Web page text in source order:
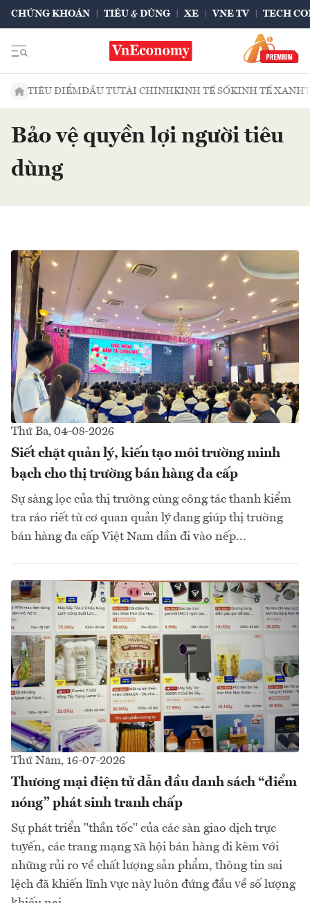
CHỨNG KHOÁN TIÊU & DÙNG XE VNE TV TECH
TIÊU ĐIỂMĐẦU TƯTÀI CHÍNHKINH TẾ SỐKINH TẾ XANH
Bảo vệ quyền lợi người tiêu
dùng
Thứ Ba, 04-08-2026
Siết chặt quản lý, kiến tạo môi trường minh
bạch cho thị trường bán hàng đa cấp
Sự sàng lọc của thị trường cùng công tác thanh kiểm
tra ráo riết từ cơ quan quản lý đang giúp thị trường
bán hàng đa cấp Việt Nam dần đi vào nếp...
Thứ Năm, 16-07-2026
Thương mại điện tử dẫn đầu danh sách “điểm
nóng” phát sinh tranh chấp
Sự phát triển "thần tốc" của các sàn giao dịch trực
tuyến, các trang mạng xã hội bán hàng đi kèm với
những rủi ro về chất lượng sản phẩm, thông tin sai
lệch đã khiến lĩnh vực này luôn đứng đầu về số lượng